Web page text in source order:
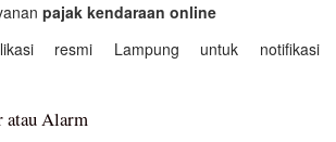
pajak kendaraan online
resmi Lampung untuk notifikasi
atau Alarm